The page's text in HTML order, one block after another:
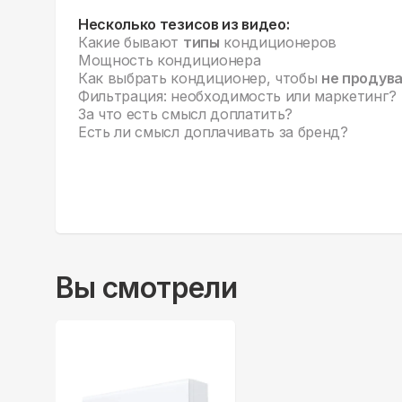
Несколько тезисов из видео:
Какие бывают типы кондиционеров
Мощность кондиционера
Как выбрать кондиционер, чтобы не
Фильтрация: необходимость или маркетинг?
За что есть смысл доплатить?
Есть ли смысл доплачивать за бренд?
Вы смотрели